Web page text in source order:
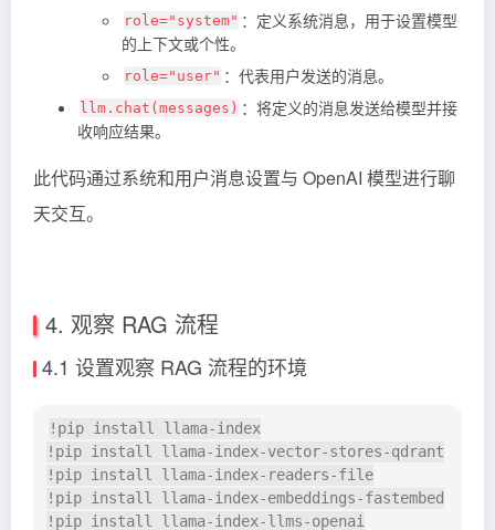
role="system" ：定义系统消息，用于设置模型
的上下文或个性。
role="user" ：代表用户发送的消息。
llm.chat(messages) ：将定义的消息发送给模型并接
收响应结果。
此代码通过系统和用户消息设置与 OpenAI 模型进行聊
天交互。
4. 观察 RAG 流程
4.1 设置观察 RAG 流程的环境
!pip install llama-index
!pip install llama-index-vector-stores-qdrant
!pip install llama-index-readers-file
!pip install llama-index-embeddings-fastembed
!pip install llama-index-llms-openai